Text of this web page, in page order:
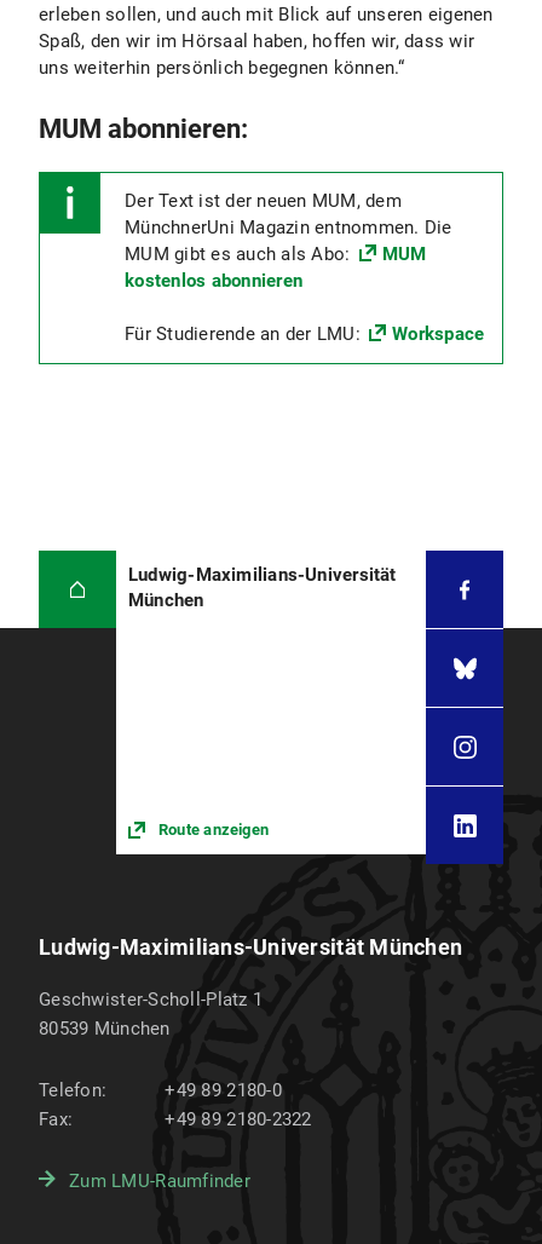
erleben sollen, und auch mit Blick auf unseren eigenen
Spaß, den wir im Hörsaal haben, hoffen wir, dass wir
uns weiterhin persönlich begegnen können.“
MUM abonnieren:
Der Text ist der neuen MUM, dem
MünchnerUni Magazin entnommen. Die
MUM gibt es auch als Abo:
MUM
kostenlos abonnieren
Für Studierende an der LMU: Workspace
Ludwig-Maximilians-Universität
München
Route anzeigen
Ludwig-Maximilians-Universität München
Geschwister-Scholl-Platz 1
80539 München
Telefon:
+49 89 2180-0
Fax:
+49 89 2180-2322
Zum LMU-Raumfinder